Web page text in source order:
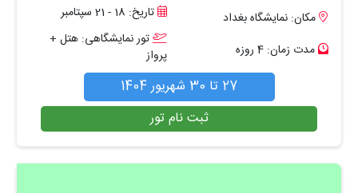
مکان: نمایشگاه بغداد
مدت زمان: 4 روزه
تاریخ: 18 - 21 سپتامبر
تور نمایشگاهی: هتل +
پرواز
27 تا 30 شهریور 1404
ثبت نام تور